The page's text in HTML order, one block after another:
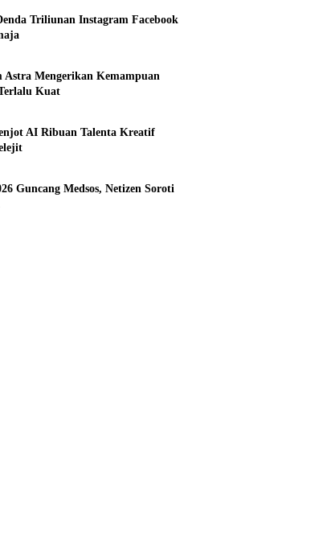
Triliunan Instagram Facebook
Astra Mengerikan Kemampuan
Kuat
AI Ribuan Talenta Kreatif
Guncang Medsos, Netizen Soroti